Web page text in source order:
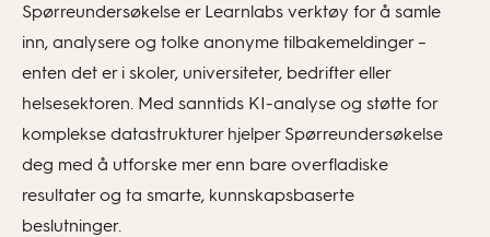
Spørreundersøkelse er Learnlabs verktøy for å samle
inn, analysere og tolke anonyme tilbakemeldinger –
enten det er i skoler, universiteter, bedrifter eller
helsesektoren. Med sanntids KI-analyse og støtte for
komplekse datastrukturer hjelper Spørreundersøkelse
deg med å utforske mer enn bare overfladiske
resultater og ta smarte, kunnskapsbaserte
beslutninger.